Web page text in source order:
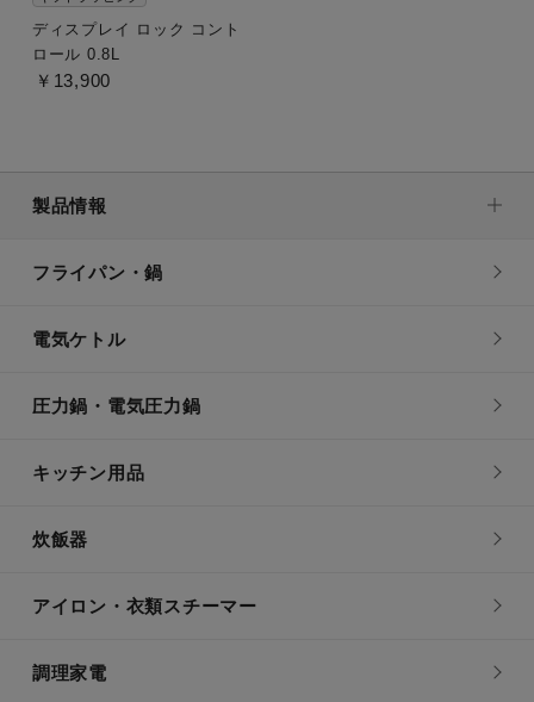
ディスプレイ ロック コント
ロール 0.8L
￥13,900
製品情報
フライパン・鍋
電気ケトル
圧力鍋・電気圧力鍋
キッチン用品
炊飯器
アイロン・衣類スチーマー
調理家電